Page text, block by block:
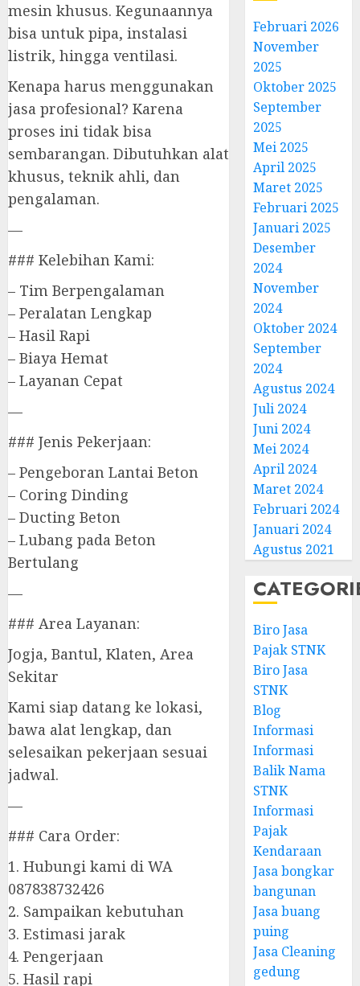
mesin khusus. Kegunaannya
bisa untuk pipa, instalasi
listrik, hingga ventilasi.
Kenapa harus menggunakan
jasa profesional? Karena
proses ini tidak bisa
sembarangan. Dibutuhkan alat
khusus, teknik ahli, dan
pengalaman.
—
### Kelebihan Kami:
– Tim Berpengalaman
– Peralatan Lengkap
– Hasil Rapi
– Biaya Hemat
– Layanan Cepat
—
### Jenis Pekerjaan:
– Pengeboran Lantai Beton
– Coring Dinding
– Ducting Beton
– Lubang pada Beton
Bertulang
—
### Area Layanan:
Jogja, Bantul, Klaten, Area
Sekitar
Kami siap datang ke lokasi,
bawa alat lengkap, dan
selesaikan pekerjaan sesuai
jadwal.
—
### Cara Order:
1. Hubungi kami di WA
087838732426
2. Sampaikan kebutuhan
3. Estimasi jarak
4. Pengerjaan
5. Hasil rapi
Februari 2026
November
2025
Oktober 2025
September
2025
Mei 2025
April 2025
Maret 2025
Februari 2025
Januari 2025
Desember
2024
November
2024
Oktober 2024
September
2024
Agustus 2024
Juli 2024
Juni 2024
Mei 2024
April 2024
Maret 2024
Februari 2024
Januari 2024
Agustus 2021
Biro Jasa
Pajak STNK
Biro Jasa
STNK
Blog
Informasi
Informasi
Balik Nama
STNK
Informasi
Pajak
Kendaraan
Jasa bongkar
bangunan
Jasa buang
puing
Jasa Cleaning
gedung